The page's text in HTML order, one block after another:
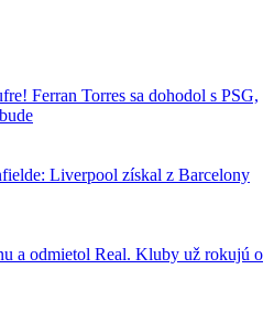
Ferran Torres sa dohodol s PSG,
Liverpool získal z Barcelony
a odmietol Real. Kluby už rokujú o